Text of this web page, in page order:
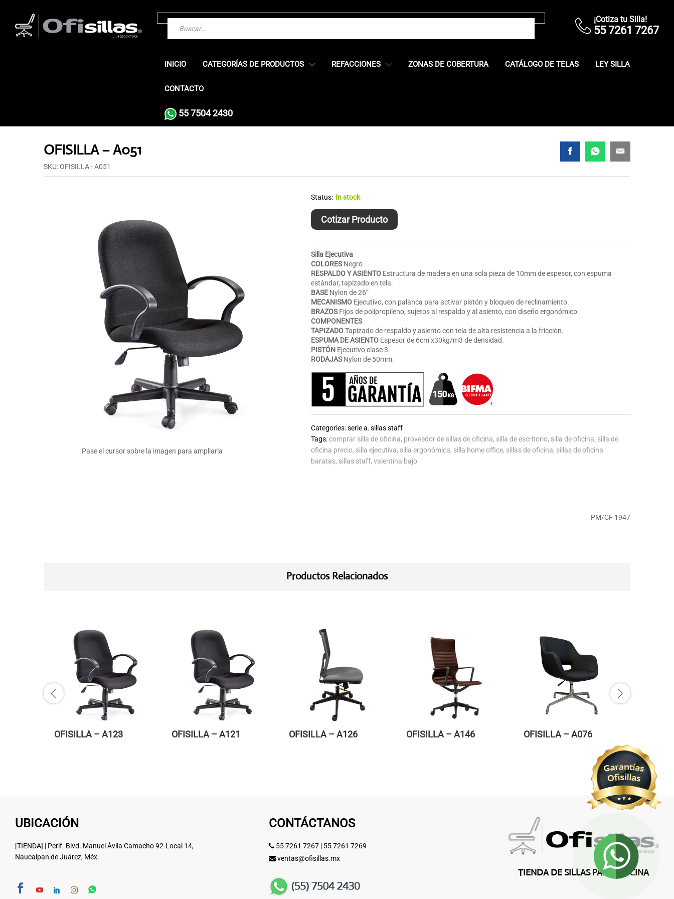
¡Cotiza tu Silla!
55 7261 7267
INICIO CATEGORÍAS DE PRODUCTOS REFACCIONES ZONAS DE COBERTURA CATÁLOGO DE TELAS LEY SILLA
CONTACTO
55 7504 2430
OFISILLA – A051
SKU:OFISILLA - A051
Pase el cursor sobre la imagen para ampliarla
Status: In stock
Cotizar Producto
Silla Ejecutiva
COLORESNegro
RESPALDO Y ASIENTO Estructura de madera en una sola pieza de 10mm de espesor, con espuma
estándar, tapizado en tela.
BASE Nylon de 26”
MECANISMO Ejecutivo, con palanca para activar pistón y bloqueo de reclinamiento.
BRAZOSFijos de polipropileno, sujetos al respaldo y al asiento, con diseño ergonómico.
COMPONENTES
TAPIZADOTapizado de respaldo y asiento con tela de alta resistencia a la fricción.
ESPUMA DE ASIENTO Espesor de 6cm x30kg/m3 de densidad.
PISTÓN Ejecutivo clase 3.
RODAJASNylon de 50mm.
Categories:serie a,sillas staff
Tags:comprar silla de oficina, proveedor de sillas de oficina, silla de escritorio, silla de oficina, silla de
oficina precio, silla ejecutiva, silla ergonómica, silla home office, sillas de oficina, sillas de oficina
baratas, sillas staff,valentina bajo
PM/CF 1947
Productos Relacionados
OFISILLA – A123 OFISILLA – A121 OFISILLA – A126 OFISILLA – A146 OFISILLA – A076
UBICACIÓN
[TIENDA] | Perif. Blvd. Manuel Ávila Camacho 92-Local 14,
Naucalpan de Juárez, Méx.
CONTÁCTANOS
55 7261 7267| 55 7261 7269
ventas@ofisillas.mx
TIENDA DE SILLAS PARA OFICINA